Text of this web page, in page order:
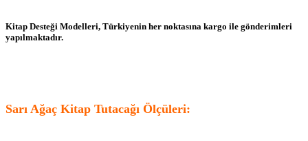
Kitap Desteği Modelleri, Türkiyenin her noktasına kargo ile gönderimleri
yapılmaktadır.
Sarı Ağaç Kitap Tutacağı Ölçüleri: